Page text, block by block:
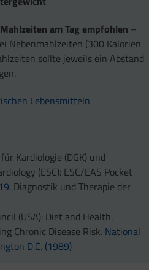
am Tag empfohlen –
Nebenmahlzeiten (300 Kalorien
sollte jeweils ein Abstand
Lebensmitteln
Kardiologie (DGK) und
(ESC): ESC/EAS Pocket
Diagnostik und Therapie der
(USA): Diet and Health.
Chronic Disease Risk. National
D.C. (1989)